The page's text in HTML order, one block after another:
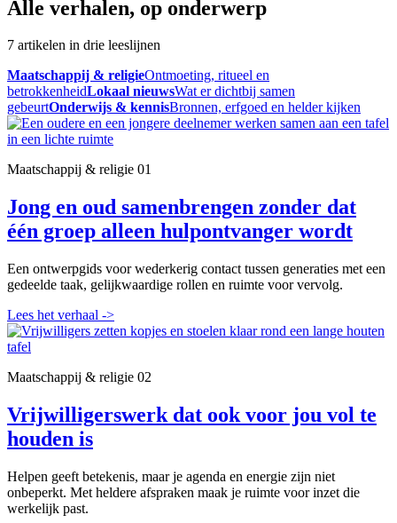
Alle verhalen, op onderwerp
7 artikelen in drie leeslijnen
Maatschappij & religieOntmoeting, ritueel en
betrokkenheidLokaal nieuwsWat er dichtbij samen
gebeurtOnderwijs & kennisBronnen, erfgoed en helder kijken
Maatschappij & religie 01
Jong en oud samenbrengen zonder dat
één groep alleen hulpontvanger wordt
Een ontwerpgids voor wederkerig contact tussen generaties met een
gedeelde taak, gelijkwaardige rollen en ruimte voor vervolg.
Lees het verhaal ->
Maatschappij & religie 02
Vrijwilligerswerk dat ook voor jou vol te
houden is
Helpen geeft betekenis, maar je agenda en energie zijn niet
onbeperkt. Met heldere afspraken maak je ruimte voor inzet die
werkelijk past.